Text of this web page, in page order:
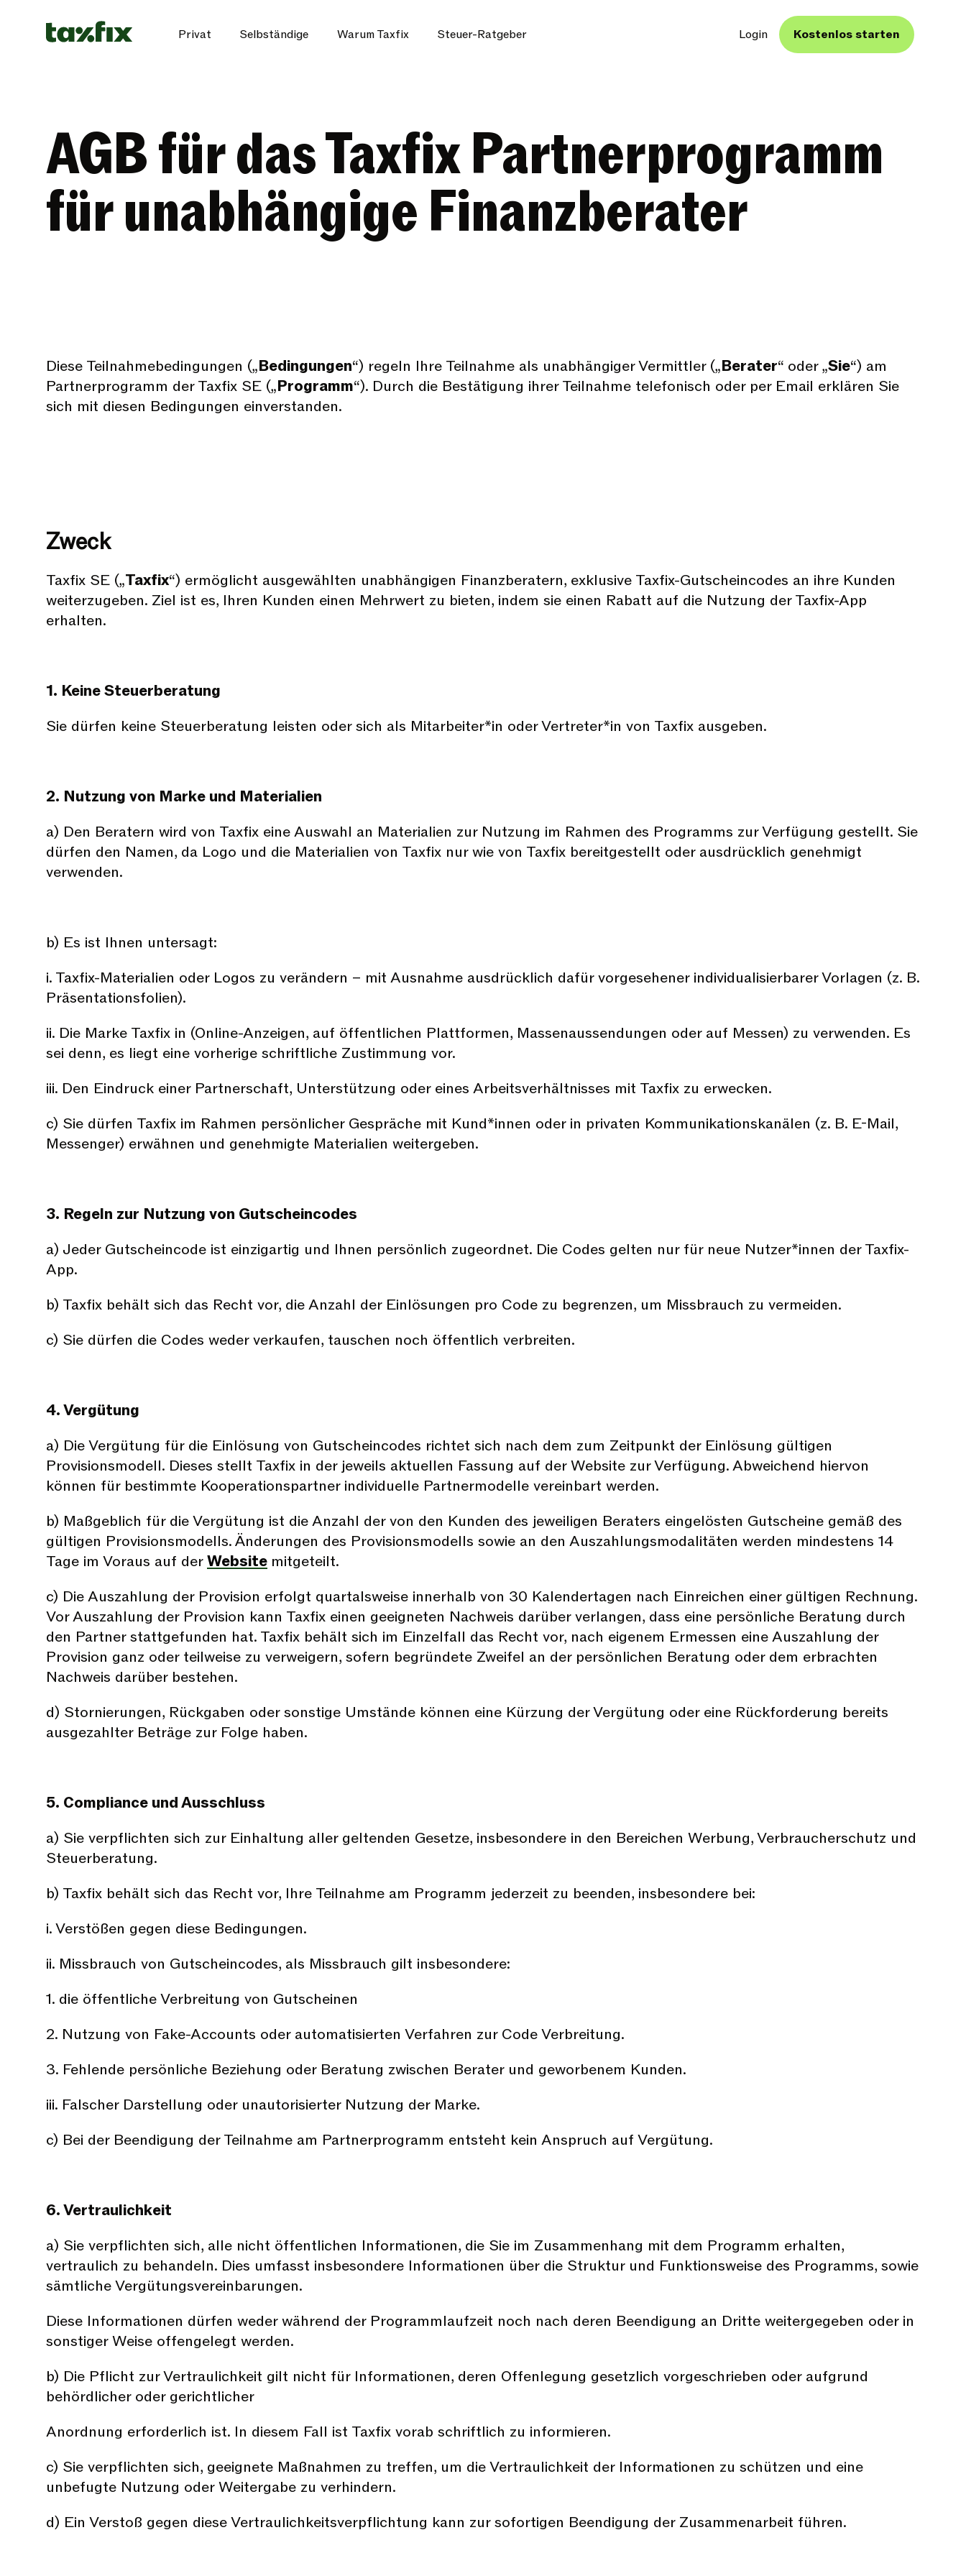
Privat Selbständige Warum Taxfix Steuer-Ratgeber Login Kostenlos starten
AGB für das Taxfix Partnerprogramm
für unabhängige Finanzberater
Diese Teilnahmebedingungen („Bedingungen“) regeln Ihre Teilnahme als unabhängiger Vermittler („Berater“ oder „Sie“) am
Partnerprogramm der Taxfix SE („Programm“). Durch die Bestätigung ihrer Teilnahme telefonisch oder per Email erklären Sie
sich mit diesen Bedingungen einverstanden.
Zweck
Taxfix SE („Taxfix“) ermöglicht ausgewählten unabhängigen Finanzberatern, exklusive Taxfix-Gutscheincodes an ihre Kunden
weiterzugeben. Ziel ist es, Ihren Kunden einen Mehrwert zu bieten, indem sie einen Rabatt auf die Nutzung der Taxfix-App
erhalten.
1. Keine Steuerberatung
Sie dürfen keine Steuerberatung leisten oder sich als Mitarbeiter*in oder Vertreter*in von Taxfix ausgeben.
2. Nutzung von Marke und Materialien
a) Den Beratern wird von Taxfix eine Auswahl an Materialien zur Nutzung im Rahmen des Programms zur Verfügung gestellt. Sie
dürfen den Namen, da Logo und die Materialien von Taxfix nur wie von Taxfix bereitgestellt oder ausdrücklich genehmigt
verwenden.
b) Es ist Ihnen untersagt:
i. Taxfix-Materialien oder Logos zu verändern – mit Ausnahme ausdrücklich dafür vorgesehener individualisierbarer Vorlagen (z. B.
Präsentationsfolien).
ii. Die Marke Taxfix in (Online-Anzeigen, auf öffentlichen Plattformen, Massenaussendungen oder auf Messen) zu verwenden. Es
sei denn, es liegt eine vorherige schriftliche Zustimmung vor.
iii. Den Eindruck einer Partnerschaft, Unterstützung oder eines Arbeitsverhältnisses mit Taxfix zu erwecken.
c) Sie dürfen Taxfix im Rahmen persönlicher Gespräche mit Kund*innen oder in privaten Kommunikationskanälen (z. B. E-Mail,
Messenger) erwähnen und genehmigte Materialien weitergeben.
3. Regeln zur Nutzung von Gutscheincodes
a) Jeder Gutscheincode ist einzigartig und Ihnen persönlich zugeordnet. Die Codes gelten nur für neue Nutzer*innen der Taxfix-
App.
b) Taxfix behält sich das Recht vor, die Anzahl der Einlösungen pro Code zu begrenzen, um Missbrauch zu vermeiden.
c) Sie dürfen die Codes weder verkaufen, tauschen noch öffentlich verbreiten.
4. Vergütung
a) Die Vergütung für die Einlösung von Gutscheincodes richtet sich nach dem zum Zeitpunkt der Einlösung gültigen
Provisionsmodell. Dieses stellt Taxfix in der jeweils aktuellen Fassung auf der Website zur Verfügung. Abweichend hiervon
können für bestimmte Kooperationspartner individuelle Partnermodelle vereinbart werden.
b) Maßgeblich für die Vergütung ist die Anzahl der von den Kunden des jeweiligen Beraters eingelösten Gutscheine gemäß des
gültigen Provisionsmodells. Änderungen des Provisionsmodells sowie an den Auszahlungsmodalitäten werden mindestens 14
Tage im Voraus auf derWebsite mitgeteilt.
c) Die Auszahlung der Provision erfolgt quartalsweise innerhalb von 30 Kalendertagen nach Einreichen einer gültigen Rechnung.
Vor Auszahlung der Provision kann Taxfix einen geeigneten Nachweis darüber verlangen, dass eine persönliche Beratung durch
den Partner stattgefunden hat. Taxfix behält sich im Einzelfall das Recht vor, nach eigenem Ermessen eine Auszahlung der
Provision ganz oder teilweise zu verweigern, sofern begründete Zweifel an der persönlichen Beratung oder dem erbrachten
Nachweis darüber bestehen.
d) Stornierungen, Rückgaben oder sonstige Umstände können eine Kürzung der Vergütung oder eine Rückforderung bereits
ausgezahlter Beträge zur Folge haben.
5. Compliance und Ausschluss
a) Sie verpflichten sich zur Einhaltung aller geltenden Gesetze, insbesondere in den Bereichen Werbung, Verbraucherschutz und
Steuerberatung.
b) Taxfix behält sich das Recht vor, Ihre Teilnahme am Programm jederzeit zu beenden, insbesondere bei:
i. Verstößen gegen diese Bedingungen.
ii. Missbrauch von Gutscheincodes, als Missbrauch gilt insbesondere:
1. die öffentliche Verbreitung von Gutscheinen
2. Nutzung von Fake-Accounts oder automatisierten Verfahren zur Code Verbreitung.
3. Fehlende persönliche Beziehung oder Beratung zwischen Berater und geworbenem Kunden.
iii. Falscher Darstellung oder unautorisierter Nutzung der Marke.
c) Bei der Beendigung der Teilnahme am Partnerprogramm entsteht kein Anspruch auf Vergütung.
6. Vertraulichkeit
a) Sie verpflichten sich, alle nicht öffentlichen Informationen, die Sie im Zusammenhang mit dem Programm erhalten,
vertraulich zu behandeln. Dies umfasst insbesondere Informationen über die Struktur und Funktionsweise des Programms, sowie
sämtliche Vergütungsvereinbarungen.
Diese Informationen dürfen weder während der Programmlaufzeit noch nach deren Beendigung an Dritte weitergegeben oder in
sonstiger Weise offengelegt werden.
b) Die Pflicht zur Vertraulichkeit gilt nicht für Informationen, deren Offenlegung gesetzlich vorgeschrieben oder aufgrund
behördlicher oder gerichtlicher
Anordnung erforderlich ist. In diesem Fall ist Taxfix vorab schriftlich zu informieren.
c) Sie verpflichten sich, geeignete Maßnahmen zu treffen, um die Vertraulichkeit der Informationen zu schützen und eine
unbefugte Nutzung oder Weitergabe zu verhindern.
d) Ein Verstoß gegen diese Vertraulichkeitsverpflichtung kann zur sofortigen Beendigung der Zusammenarbeit führen.